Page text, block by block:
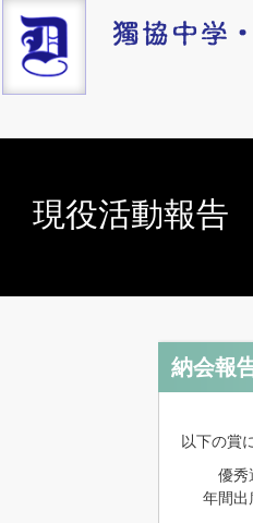
現役活動報告
納会報
以下の賞
優秀
年間出